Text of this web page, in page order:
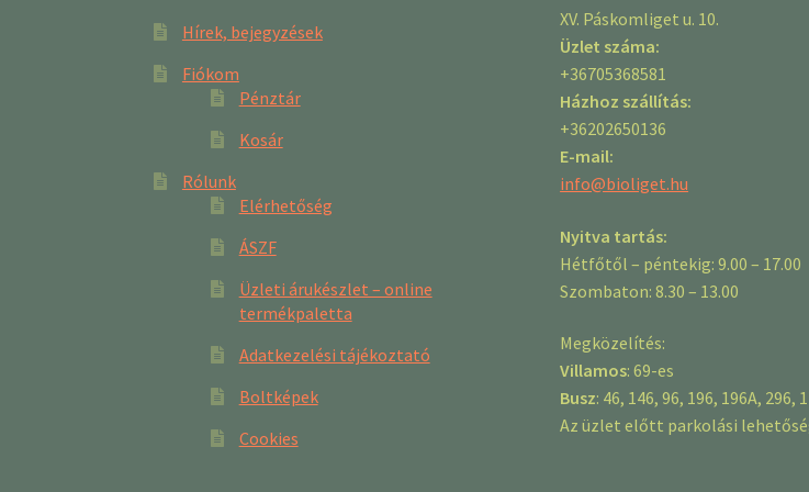
Hírek, bejegyzések
Fiókom
Pénztár
Kosár
Rólunk
Elérhetőség
ÁSZF
Üzleti árukészlet – online
termékpaletta
Adatkezelési tájékoztató
Boltképek
Cookies
XV. Páskomliget u. 10.
Üzlet száma:
+36705368581
Házhoz szállítás:
+36202650136
E-mail:
info@bioliget.hu
Nyitva tartás:
Hétfőtől – péntekig: 9.00 – 17.00
Szombaton: 8.30 – 13.00
Megközelítés:
Villamos: 69-es
Busz: 46, 146, 96, 196, 196A, 296,
Az üzlet előtt parkolási